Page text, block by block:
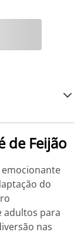
de Feijão
do
adultos para
nas